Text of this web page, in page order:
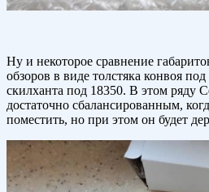
Ну и некоторое сравнение
обзоров в виде толстяка конвоя
скилханта под 18350. В этом ряду
достаточно сбалансированным,
поместить, но при этом он будет